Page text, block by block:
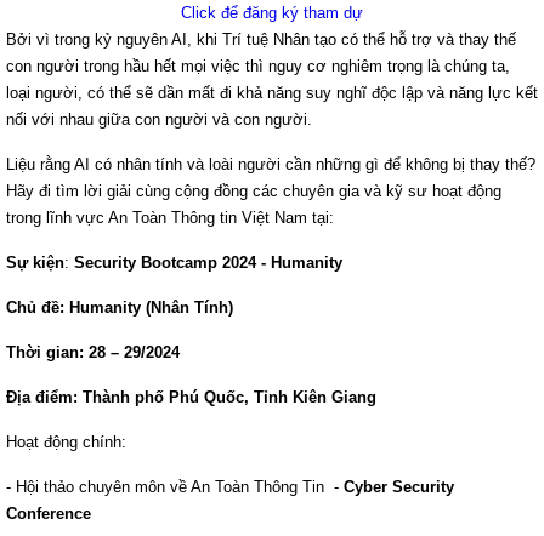
Click để đăng ký tham dự
Bởi vì trong kỷ nguyên AI, khi Trí tuệ Nhân tạo có thể hỗ trợ và thay thế
con người trong hầu hết mọi việc thì nguy cơ nghiêm trọng là chúng ta,
loại người, có thể sẽ dần mất đi khả năng suy nghĩ độc lập và năng lực kết
nối với nhau giữa con người và con người.
Liệu rằng AI có nhân tính và loài người cần những gì để không bị thay thế?
Hãy đi tìm lời giải cùng cộng đồng các chuyên gia và kỹ sư hoạt động
trong lĩnh vực An Toàn Thông tin Việt Nam tại:
Sự kiện: Security Bootcamp 2024 - Humanity
Chủ đề: Humanity (Nhân Tính)
Thời gian: 28 – 29/2024
Địa điểm: Thành phố Phú Quốc, Tỉnh Kiên Giang
Hoạt động chính:
- Hội thảo chuyên môn về An Toàn Thông Tin - Cyber Security
Conference